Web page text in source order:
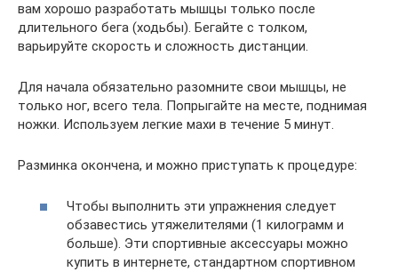
вам хорошо разработать мышцы только после
длительного бега (ходьбы). Бегайте с толком,
варьируйте скорость и сложность дистанции.
Для начала обязательно разомните свои мышцы, не
только ног, всего тела. Попрыгайте на месте, поднимая
ножки. Используем легкие махи в течение 5 минут.
Разминка окончена, и можно приступать к процедуре:
Чтобы выполнить эти упражнения следует
обзавестись утяжелителями (1 килограмм и
больше). Эти спортивные аксессуары можно
купить в интернете, стандартном спортивном